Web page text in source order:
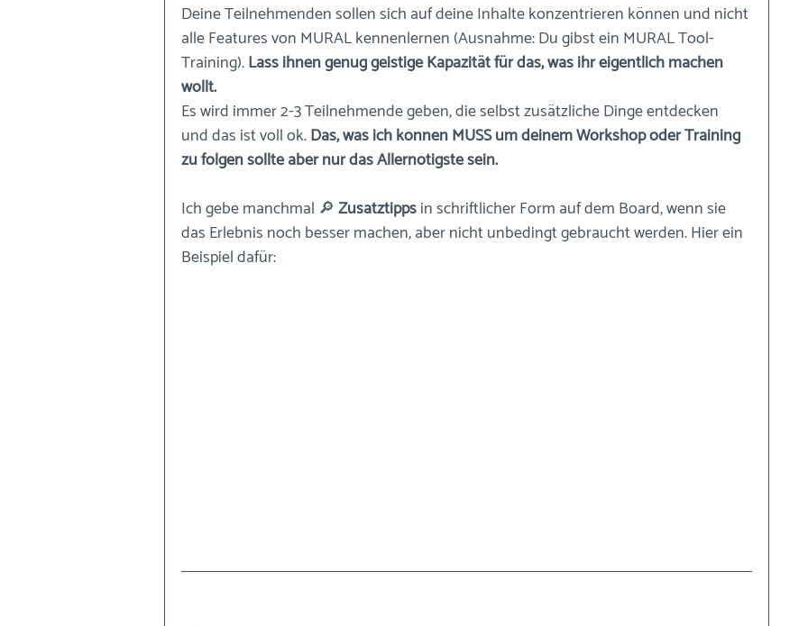
Deine Teilnehmenden sollen sich auf deine Inhalte konzentrieren können und nicht
alle Features von MURAL kennenlernen (Ausnahme: Du gibst ein MURAL Tool-
Training). Lass ihnen genug geistige Kapazität für das, was ihr eigentlich machen
wollt.
Es wird immer 2-3 Teilnehmende geben, die selbst zusätzliche Dinge entdecken
und das ist voll ok. Das, was ich können MUSS um deinem Workshop oder Training
zu folgen sollte aber nur das Allernötigste sein.
Ich gebe manchmal 🔎 Zusatztipps in schriftlicher Form auf dem Board, wenn sie
das Erlebnis noch besser machen, aber nicht unbedingt gebraucht werden. Hier ein
Beispiel dafür: